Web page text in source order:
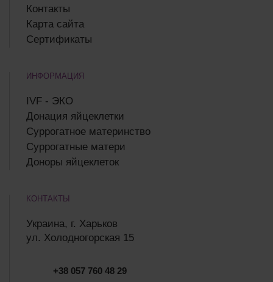
Контакты
Карта сайта
Сертификаты
ИНФОРМАЦИЯ
IVF - ЭКО
Донация яйцеклетки
Суррогатное материнство
Суррогатные матери
Доноры яйцеклеток
КОНТАКТЫ
Украина, г. Харьков
ул. Холодногорская 15
+38 057 760 48 29